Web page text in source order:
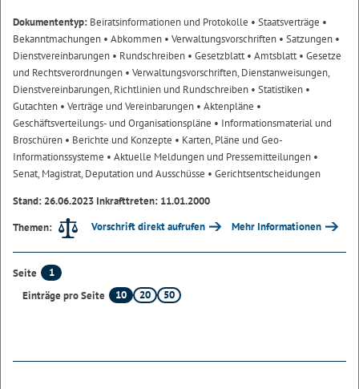
Dokumententyp: Beiratsinformationen und Protokolle • Staatsverträge •
Bekanntmachungen • Abkommen • Verwaltungsvorschriften • Satzungen •
Dienstvereinbarungen • Rundschreiben • Gesetzblatt• Amtsblatt• Gesetze
und Rechtsverordnungen • Verwaltungsvorschriften, Dienstanweisungen,
Dienstvereinbarungen, Richtlinien und Rundschreiben • Statistiken •
Gutachten • Verträge und Vereinbarungen • Aktenpläne •
Geschäftsverteilungs- und Organisationspläne • Informationsmaterial und
Broschüren • Berichte und Konzepte • Karten, Pläne und Geo-
Informationssysteme • Aktuelle Meldungen und Pressemitteilungen •
Senat, Magistrat, Deputation und Ausschüsse • Gerichtsentscheidungen
Stand: 26.06.2023 Inkrafttreten: 11.01.2000
Themen:
Vorschrift direkt aufrufen Mehr Informationen
Seite
1
Einträge pro Seite
10 20 50